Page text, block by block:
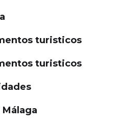
turisticos
turisticos